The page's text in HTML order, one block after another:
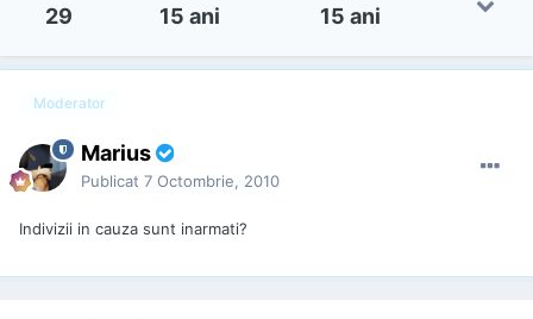
29 15 ani 15 ani
Moderator
Marius
Publicat 7 Octombrie, 2010
Indivizii in cauza sunt inarmati?